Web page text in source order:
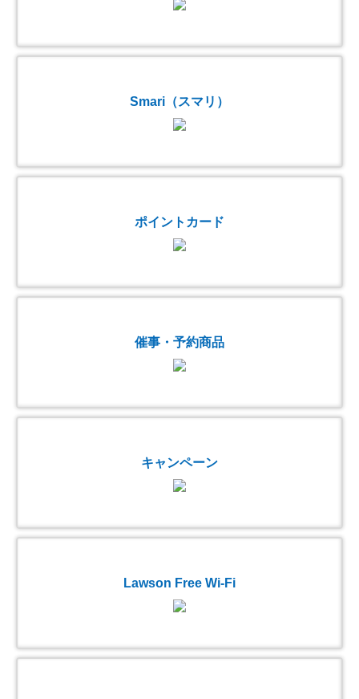
Smari（スマリ）
ポイントカード
催事・予約商品
キャンペーン
Lawson Free Wi-Fi